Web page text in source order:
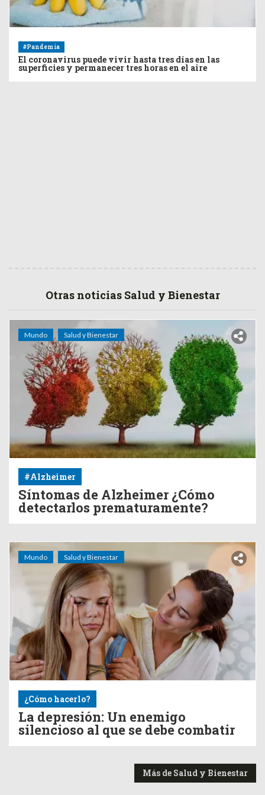
#Pandemia
El coronavirus puede vivir hasta tres días en las
superficies y permanecer tres horas en el aire
Otras noticias Salud y Bienestar
Mundo Salud y Bienestar
#Alzheimer
Síntomas de Alzheimer ¿Cómo
detectarlos prematuramente?
Mundo Salud y Bienestar
¿Cómo hacerlo?
La depresión: Un enemigo
silencioso al que se debe combatir
Más de Salud y Bienestar